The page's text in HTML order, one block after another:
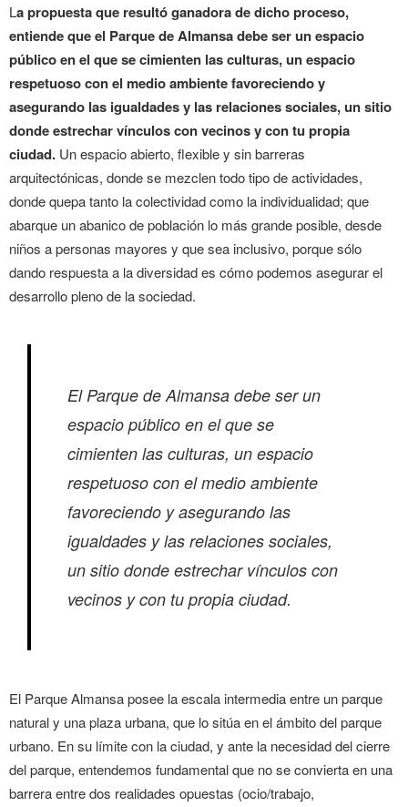
La propuesta que resultó ganadora de dicho proceso,
entiende que el Parque de Almansa debe ser un espacio
público en el que se cimienten las culturas, un espacio
respetuoso con el medio ambientefavoreciendo y
asegurando las igualdades y las relaciones sociales, un sitio
donde estrechar vínculos con vecinos y con tu propia
ciudad. Un espacio abierto, flexible y sin barreras
arquitectónicas, donde se mezclen todo tipo de actividades,
donde quepa tanto la colectividad como la individualidad; que
abarque un abanico de población lo más grande posible, desde
niños a personas mayores y que sea inclusivo, porque sólo
dando respuesta a la diversidad es cómo podemos asegurar el
desarrollo pleno de la sociedad.
El Parque de Almansa debe ser un
espacio público en el que se
cimienten las culturas, un espacio
respetuoso con el medio ambiente
favoreciendo y asegurando las
igualdades y las relaciones sociales,
un sitio donde estrechar vínculos con
vecinos y con tu propia ciudad.
El Parque Almansa posee la escala intermedia entre un parque
natural y una plaza urbana, que lo sitúa en el ámbito del parque
urbano. En su límite con la ciudad, y ante la necesidad del cierre
del parque, entendemos fundamental que no se convierta en una
barrera entre dos realidades opuestas (ocio/trabajo,